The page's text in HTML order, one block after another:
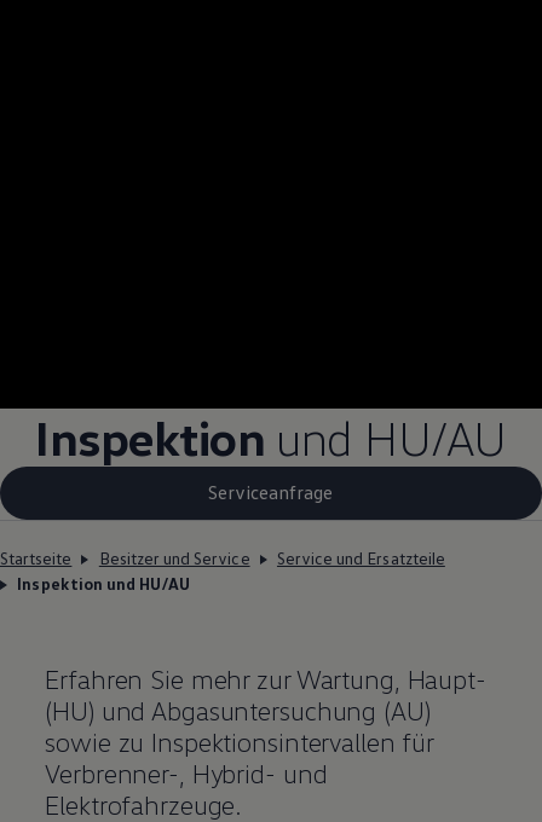
Inspektion und HU/AU
Serviceanfrage
Startseite Besitzer und Service
Service und Ersatzteile
Inspektion und HU/AU
Erfahren Sie mehr zur Wartung, Haupt-
(HU) und Abgasuntersuchung (AU)
sowie zu Inspektionsintervallen für
Verbrenner-, Hybrid- und
Elektrofahrzeuge.